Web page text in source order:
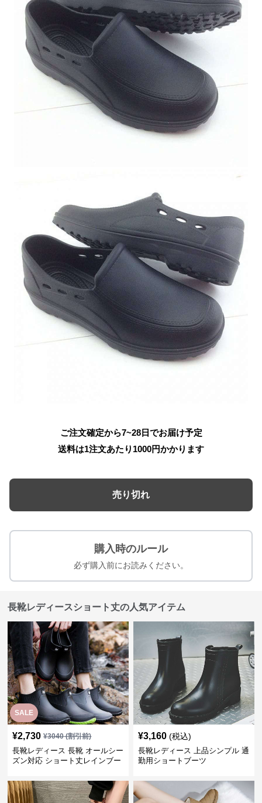
ご注文確定から7~28日でお届け予定
送料は1注文あたり 1000円かかります
売り切れ
購入時のルール
必ず購入前にお読みください。
長靴レディースショート丈の人気アイテム
SALE
¥2,730 ¥3040(割引前)
長靴レディース 長靴 オールシー
ズン対応 ショート丈レインブー
¥3,160 (税込)
長靴レディース 上品シンプル 通
勤用ショートブーツ